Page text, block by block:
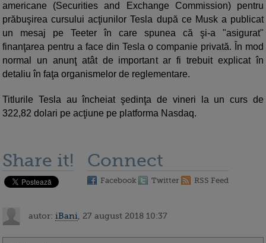
americane (Securities and Exchange Commission) pentru
prăbuşirea cursului acţiunilor Tesla după ce Musk a publicat
un mesaj pe Teeter în care spunea că şi-a "asigurat"
finanţarea pentru a face din Tesla o companie privată. În mod
normal un anunţ atât de important ar fi trebuit explicat în
detaliu în faţa organismelor de reglementare.
Titlurile Tesla au încheiat şedinţa de vineri la un curs de
322,82 dolari pe acţiune pe platforma Nasdaq.
Share it! Connect
Facebook Twitter RSS Feed
autor: iBani , 27 august 2018 10:37